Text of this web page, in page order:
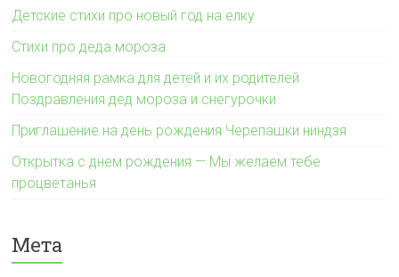
Детские стихи про новый год на елку
Стихи про деда мороза
Новогодняя рамка для детей и их родителей
Поздравления дед мороза и снегурочки
Приглашение на день рождения Черепашки ниндзя
Открытка с днем рождения — Мы желаем тебе
процветанья
Мета